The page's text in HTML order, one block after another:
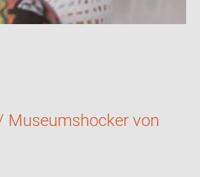
Museumshocker von